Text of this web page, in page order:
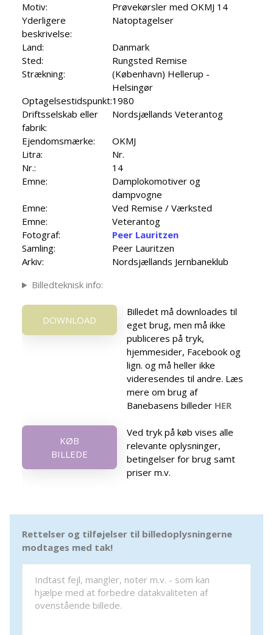
Motiv:
Prøvekørsler med OKMJ 14
Yderligere
beskrivelse:
Natoptagelser
Land:
Danmark
Sted:
Rungsted Remise
Strækning:
(København) Hellerup -
Helsingør
Optagelsestidspunkt:1980
Driftsselskab eller
fabrik:
Nordsjællands Veterantog
Ejendomsmærke:
OKMJ
Litra:
Nr.
Nr.:
14
Emne:
Damplokomotiver og
dampvogne
Emne:
Ved Remise / Værksted
Emne:
Veterantog
Fotograf:
Peer Lauritzen
Samling:
Peer Lauritzen
Arkiv:
Nordsjællands Jernbaneklub
Billedteknisk info:
DOWNLOAD
Billedet må downloades til
eget brug, men må ikke
publiceres på tryk,
hjemmesider, Facebook og
lign. og må heller ikke
videresendes til andre. Læs
mere om brug af
Banebasens billeder HER
KØB
BILLEDE
Ved tryk på køb vises alle
relevante oplysninger,
betingelser for brug samt
priser m.v.
Rettelser og tilføjelser til billedoplysningerne
modtages med tak!